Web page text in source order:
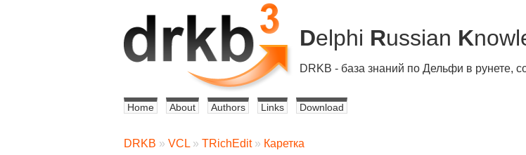
Delphi Russian K
DRKB - база знаний по Дельфи в рунете,
Home About Authors Links Download
DRKB » VCL » TRichEdit» Каретка